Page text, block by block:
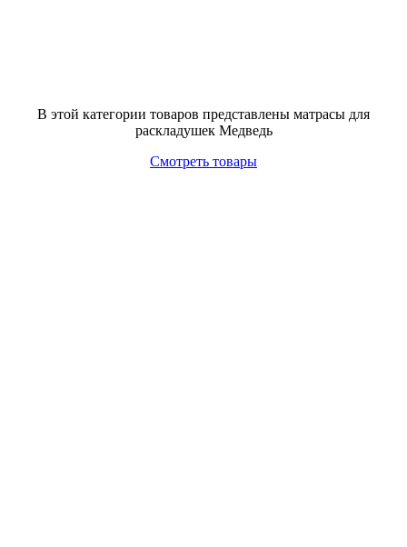
В этой категории товаров представлены матрасы для
раскладушек Медведь
Смотреть товары